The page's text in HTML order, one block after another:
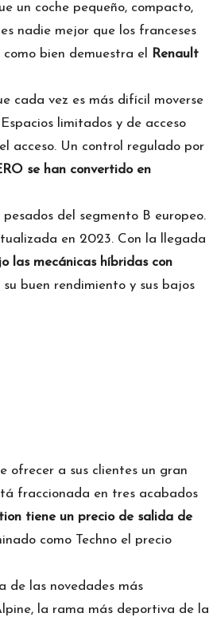
un coche pequeño, compacto,
nadie mejor que los franceses
bien demuestra el
Renault
cada vez es más difícil moverse
limitados y de acceso
acceso. Un control regulado por
se han convertido en
del segmento B europeo.
en 2023. Con la llegada
las mecánicas híbridas con
buen rendimiento y sus bajos
ofrecer a sus clientes un gran
fraccionada en tres acabados
tiene un precio de salida de
como Techno el precio
de las novedades más
la rama más deportiva de la